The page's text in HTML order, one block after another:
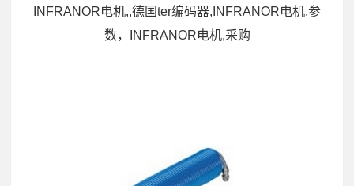
INFRANOR电机,,德国ter编码器,INFRANOR电机,参
数，INFRANOR电机,采购